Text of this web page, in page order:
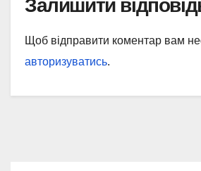
Щоб відправити коментар вам
авторизуватись.